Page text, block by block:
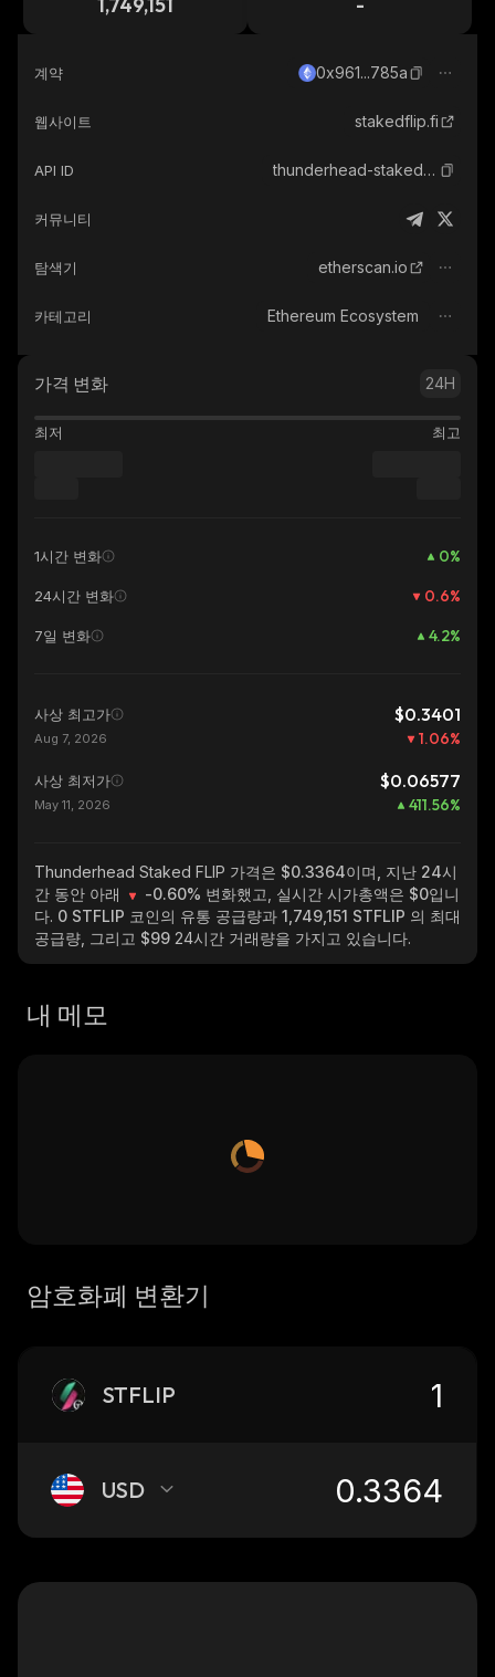
계약 0x961...785a
웹사이트 stakedflip.fi
API ID thunderhead-staked-flip
커뮤니티
탐색기 etherscan.io
카테고리 Ethereum Ecosystem
가격 변화 24H
최저 최고
1시간 변화 0%
24시간 변화 0.6%
7일 변화 4.2%
사상 최고가 $0.3401
Aug 7, 2026 1.06%
사상 최저가 $0.06577
May 11, 2026 411.56%
Thunderhead Staked FLIP 가격은 $0.3364이며, 지난 24시
간 동안 아래
-0.60% 변화했고, 실시간 시가총액은 $0입니
다. 0 STFLIP 코인의 유통 공급량과 1,749,151 STFLIP 의 최대
공급량, 그리고 $99 24시간 거래량을 가지고 있습니다.
내 메모
암호화폐 변환기
STFLIP
USD